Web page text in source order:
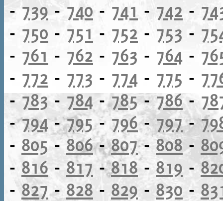
- 739-740 - 741 - 742 -
- 750 - 751 - 752 - 753 -
- 761 - 762 - 763 - 764 -
- 772 - 773 - 774 - 775 -
-783-784-785-786-
-794-795-796-797-
- 805 - 806-807-808-
- 816- 817 -818-819 -
-827-828 - 829 - 830 -